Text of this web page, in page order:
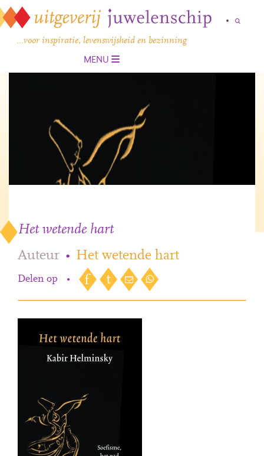
…voor inspiratie, levenswijsheid en bezinning
MENU
Het wetende hart
Auteur • Het wetende hart
Delen op •